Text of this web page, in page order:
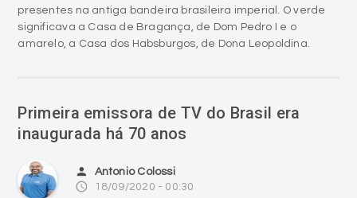
person Antonio Colossi
access_time 18/09/2020 - 00:30
A primeira emissora de televisão do Brasil, a TV Tupi de São
Paulo, era fundada em 18 de setembro de 1950. Ela